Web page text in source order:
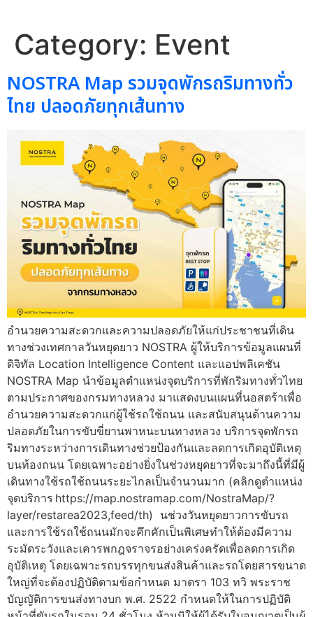
Category: Event
NOSTRA Map รวมจุดพักรถริมทางทั่ว
ไทย ปลอดภัยทุกเส้นทาง
อำนวยความสะดวกและความปลอดภัยให้แก่ประชาชนที่เดิน
ทางช่วงเทศกาลวันหยุดยาว NOSTRA ผู้ให้บริการข้อมูลแผนที่
ดิจิทัล Location Intelligence Content และแอปพลิเคชัน
NOSTRA Map นำข้อมูลตำแหน่งจุดบริการที่พักริมทางทั่วไทย
ตามประกาศของกรมทางหลวง มาแสดงบนแผนที่นอสตร้าเพื่อ
อำนวยความสะดวกแก่ผู้ใช้รถใช้ถนน และสนับสนุนด้านความ
ปลอดภัยในการขับขี่ยานพาหนะบนทางหลวง บริการจุดพักรถ
ริมทางระหว่างการเดินทางช่วยป้องกันและลดการเกิดอุบัติเหตุ
บนท้องถนน โดยเฉพาะอย่างยิ่งในช่วงหยุดยาวที่จะมาถึงนี้ที่มีผู้
เดินทางใช้รถใช้ถนนระยะไกลเป็นจำนวนมาก (คลิกดูตำแหน่ง
จุดบริการ https://map.nostramap.com/NostraMap/?
layer/restarea2023,feed/th) นช่วงวันหยุดยาวการขับรถ
และการใช้รถใช้ถนนมักจะคึกคักเป็นพิเศษทำให้ต้องมีความ
ระมัดระวังและเคารพกฎจราจรอย่างเคร่งครัดเพื่อลดการเกิด
อุบัติเหตุ โดยเฉพาะรถบรรทุกขนส่งสินค้าและรถโดยสารขนาด
ใหญ่ที่จะต้องปฏิบัติตามข้อกำหนด มาตรา 103 ทวิ พระราช
บัญญัติการขนส่งทางบก พ.ศ. 2522 กำหนดให้ในการปฏิบัติ